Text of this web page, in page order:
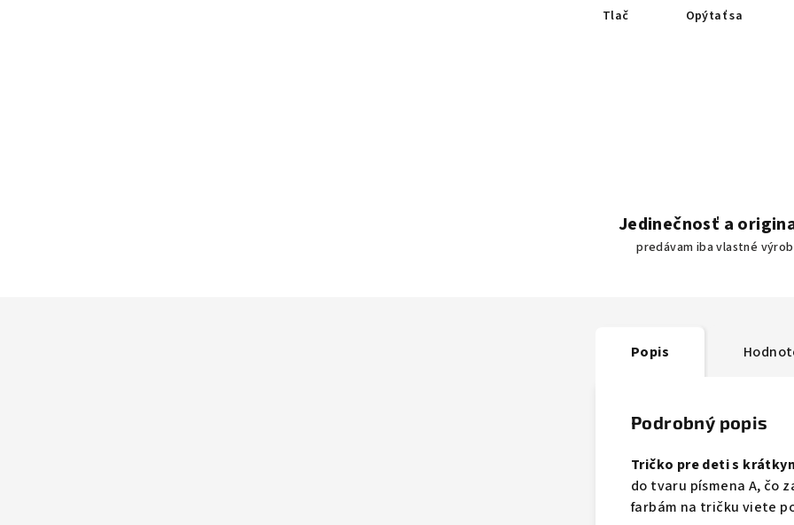
Tlač Opýtať sa
Jedinečnosť a
predávam iba vlastné
Popis
Podrobný popis
Tričko pre deti s
do tvaru písmena A, čo
farbám na tričku viete